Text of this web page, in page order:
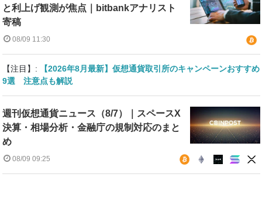
と利上げ観測が焦点｜bitbankアナリスト
寄稿
08/09 11:30
【注目】:
【2026年8月最新】仮想通貨取引所のキャンペーンおすすめ
9選 注意点も解説
週刊仮想通貨ニュース（8/7）｜スペースX
決算・相場分析・金融庁の規制対応のまと
め
08/09 09:25